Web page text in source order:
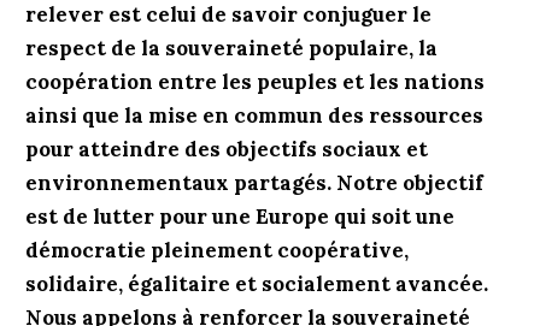
relever est celui de savoir conjuguer le
respect de la souveraineté populaire, la
coopération entre les peuples et les nations
ainsi que la mise en commun des ressources
pour atteindre des objectifs sociaux et
environnementaux partagés. Notre objectif
est de lutter pour une Europe qui soit une
démocratie pleinement coopérative,
solidaire, égalitaire et socialement avancée.
Nous appelons à renforcer la souveraineté